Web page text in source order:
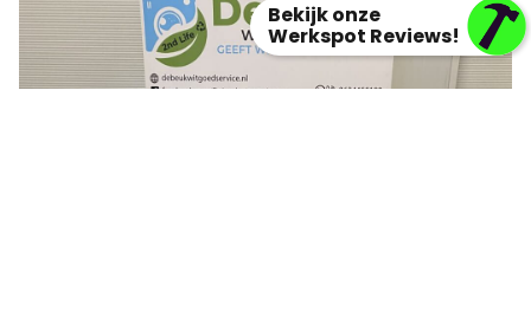
Bekijk onze
Werkspot Reviews!